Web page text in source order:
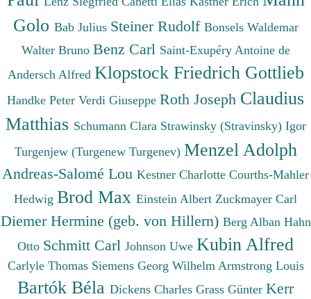
Golo Bab Julius Steiner Rudolf Bonsels Waldemar
Walter Bruno Benz Carl Saint-Exupéry Antoine de
Andersch Alfred Klopstock Friedrich Gottlieb
Handke Peter Verdi Giuseppe Roth Joseph Claudius
Matthias Schumann Clara Strawinsky (Stravinsky) Igor
Turgenjew (Turgenew Turgenev) Menzel Adolph
Andreas-Salomé Lou Kestner Charlotte Courths-Mahler
Hedwig Brod Max Einstein Albert Zuckmayer Carl
Diemer Hermine (geb. von Hillern) Berg Alban Hahn
Otto Schmitt Carl Johnson Uwe Kubin Alfred
Carlyle Thomas Siemens Georg Wilhelm Armstrong Louis
Bartók Béla Dickens Charles Grass Günter Kerr